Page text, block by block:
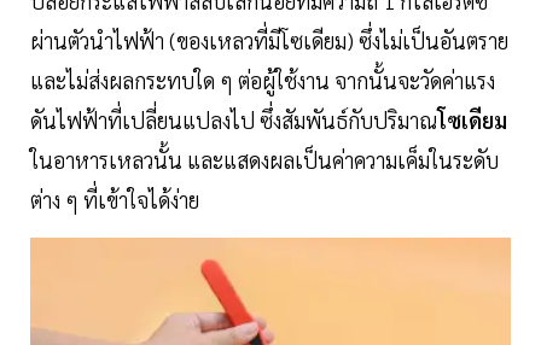
ผ่านตัวนำไฟฟ้า (ของเหลวที่มีโซเดียม) ซึ่งไม่เป็นอันตราย
และไม่ส่งผลกระทบใด ๆ ต่อผู้ใช้งาน จากนั้นจะวัดค่าแรง
ดันไฟฟ้าที่เปลี่ยนแปลงไป ซึ่งสัมพันธ์กับปริมาณโซเดียม
ในอาหารเหลวนั้น และแสดงผลเป็นค่าความเค็มในระดับ
ต่าง ๆ ที่เข้าใจได้ง่าย